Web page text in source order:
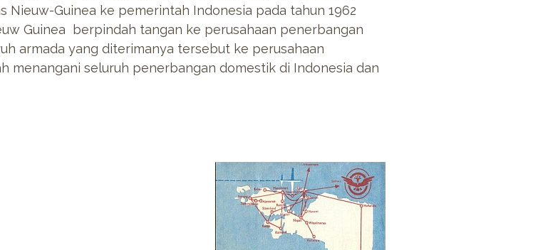
Nieuw-Guinea ke pemerintah Indonesia pada tahun 1962
Guinea berpindah tangan ke perusahaan penerbangan
armada yang diterimanya tersebut ke perusahaan
menangani seluruh penerbangan domestik di Indonesia dan